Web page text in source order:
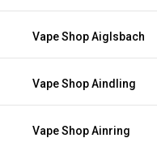
Vape Shop Aiglsbach
Vape Shop Aindling
Vape Shop Ainring